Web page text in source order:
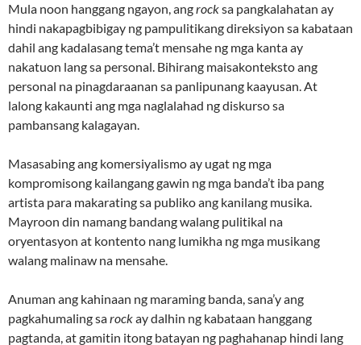
Mula noon hanggang ngayon, angrocksa pangkalahatan ay
hindi nakapagbibigay ng pampulitikang direksiyon sa kabataan
dahil ang kadalasang tema’t mensahe ng mga kanta ay
nakatuon lang sa personal. Bihirang maisakonteksto ang
personal na pinagdaraanan sa panlipunang kaayusan. At
lalong kakaunti ang mga naglalahad ng diskurso sa
pambansang kalagayan.
Masasabing ang komersiyalismo ay ugat ng mga
kompromisong kailangang gawin ng mga banda’t iba pang
artista para makarating sa publiko ang kanilang musika.
Mayroon din namang bandang walang pulitikal na
oryentasyon at kontento nang lumikha ng mga musikang
walang malinaw na mensahe.
Anuman ang kahinaan ng maraming banda, sana’y ang
pagkahumaling sarockay dalhin ng kabataan hanggang
pagtanda, at gamitin itong batayan ng paghahanap hindi lang